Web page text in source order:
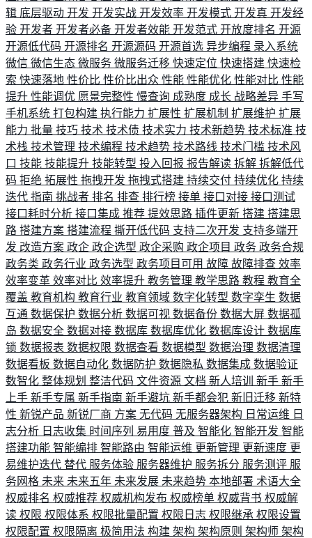
辑 底层驱动 开发 开发实战 开发效率 开发模式 开发真 开发经
验 开发者 开发者必备 开发者效能 开发范式 开放度排名 开源
开源低代码 开源排名 开源源码 开源首选 异步编程 录入系统
微信 微信生态 微服务 微服务迁移 快速定位 快速搭建 快速检
索 快速落地 性价比 性价比出众 性能 性能优化 性能对比 性能
提升 性能调优 愿景完整性 慢查询 成熟度 成长 战略差异 手写
手机系统 打包构建 执行能力 扩展性 扩展机制 扩展维护 扩展
能力 批量 技巧 技术 技术债 技术实力 技术新趋势 技术标准 技
术栈 技术管理 技术编程 技术趋势 技术路线 技术门槛 技术风
口 技能 技能提升 技能转型 投入回报 报告解读 拆解 拆解低代
码 拒绝 拓展性 拖拽开发 拖拽式搭建 持续交付 持续优化 持续
迭代 指南 挑战者 排名 排查 排行榜 接单 接口对接 接口测试
接口耗时分析 接口集成 推荐 提效思路 插件更新 搭建 搭建思
路 搭建方案 搭建流程 撕开低代码 支持二次开发 支持多端开
发 改造方案 政企 政企选型 政企采购 政企项目 政务 政务合规
政务类 政务行业 政务选型 政务项目可用 故障 故障排查 效率
效率变革 效率对比 效率提升 教务管理 教学思路 教程 教育全
覆盖 教育机构 教育行业 教育领域 数字化转型 数字孪生 数据
互通 数据保护 数据分析 数据可视 数据备份 数据大屏 数据孤
岛 数据安全 数据对接 数据库 数据库优化 数据库设计 数据库
锁 数据报表 数据权限 数据查看 数据模型 数据治理 数据清理
数据看板 数据自动化 数据防护 数据隐私 数据集成 数据验证
数智化 整体规划 整洁代码 文件资源 文档 新人培训 新手 新手
上手 新手专属 新手指南 新手避坑 新手都会犯 新旧迁移 新特
性 新锐产品 新锐厂商 方案 无代码 无服务器架构 日常运维 日
志分析 日志收集 时间序列 易用度 普及 智能化 智能开发 智能
搭建功能 智能编排 智能路由 智能运维 更新管理 更新速度 更
易维护迭代 替代 服务体验 服务器维护 服务拆分 服务测评 服
务网格 未来 未来五年 未来发展 未来趋势 本地部署 术语大全
权威排名 权威推荐 权威机构发布 权威榜单 权威背书 权威解
读 权限 权限体系 权限批量配置 权限日志 权限继承 权限设置
权限配置 权限隔离 极简用法 构建 架构 架构原则 架构师 架构